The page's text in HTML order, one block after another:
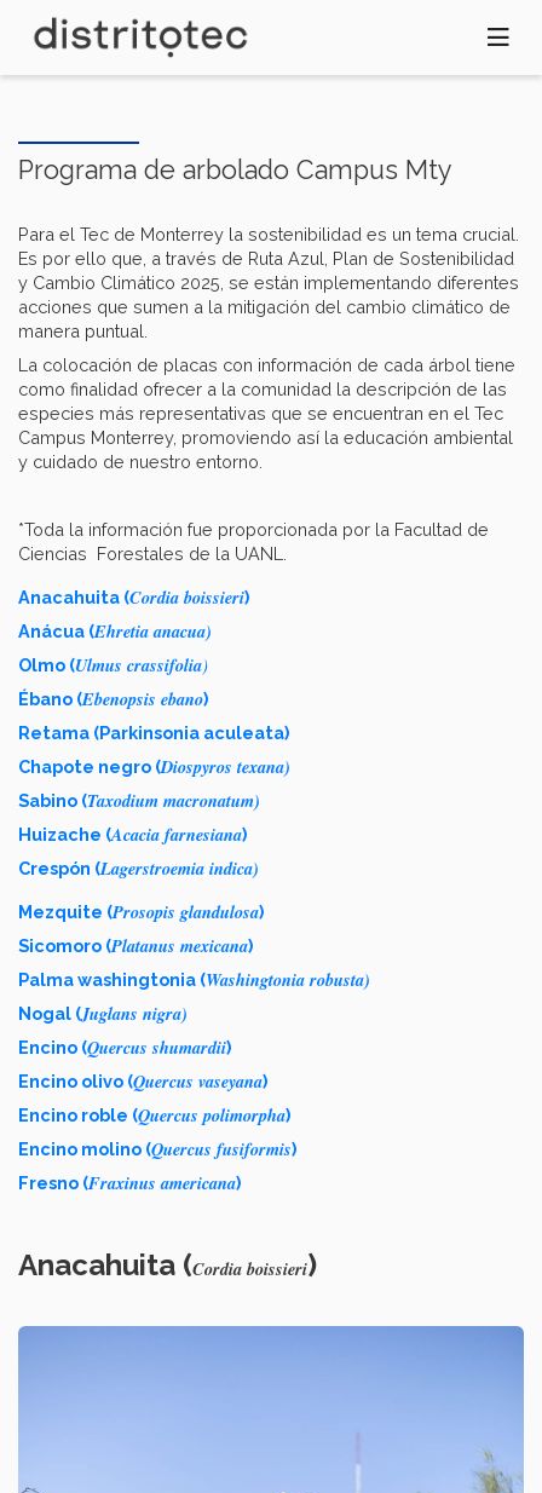
principal
Programa de arbolado Campus Mty
Para el Tec de Monterrey la sostenibilidad es un tema crucial.
Es por ello que, a través de Ruta Azul, Plan de Sostenibilidad
y Cambio Climático 2025, se están implementando diferentes
acciones que sumen a la mitigación del cambio climático de
manera puntual.
La colocación de placas con información de cada árbol tiene
como finalidad ofrecer a la comunidad la descripción de las
especies más representativas que se encuentran en el Tec
Campus Monterrey, promoviendo así la educación ambiental
y cuidado de nuestro entorno.
*Toda la información fue proporcionada por la Facultad de
Ciencias Forestales de la UANL.
Anacahuita (Cordia boissieri)
Anácua (Ehretia anacua)
Olmo (Ulmus crassifolia)
Ébano (Ebenopsis ebano)
Retama (Parkinsonia aculeata)
Chapote negro (Diospyros texana)
Sabino (Taxodium macronatum)
Huizache (Acacia farnesiana)
Crespón (Lagerstroemia indica)
Mezquite (Prosopis glandulosa)
Sicomoro (Platanus mexicana)
Palma washingtonia (Washingtonia robusta)
Nogal (Juglans nigra)
Encino (Quercus shumardii)
Encino olivo (Quercus vaseyana)
Encino roble (Quercus polimorpha)
Encino molino (Quercus fusiformis)
Fresno (Fraxinus americana)
Anacahuita (Cordia boissieri)